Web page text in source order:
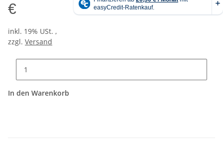
€
inkl. 19% USt. ,
zzgl. Versand
In den Warenkorb